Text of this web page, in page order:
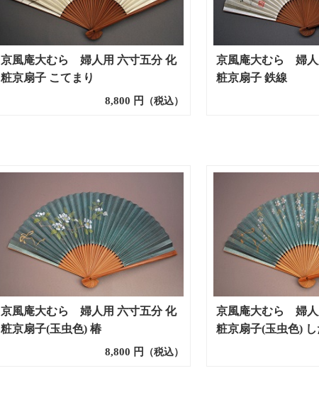
京風庵大むら 婦人用 六寸五分 化
粧京扇子 こてまり
8,800 円 （税込）
京風庵大むら 婦人
粧京扇子 鉄線
京風庵大むら 婦人用 六寸五分 化
粧京扇子(玉虫色) 椿
8,800 円 （税込）
京風庵大むら 婦人
粧京扇子(玉虫色)